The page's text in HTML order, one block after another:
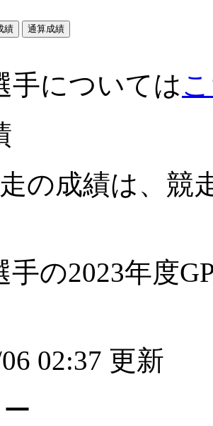
績
通算成績
手については
の成績は、競
の2023年度
02:37 更新